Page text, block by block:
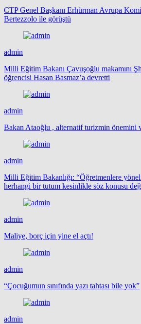
CTP Genel Başkanı Erhürman Avrupa
Bertezzolo ile görüştü
admin
Milli Eğitim Bakanı Çavuşoğlu makamını
öğrencisi Hasan Basmaz’a devretti
admin
Bakan Ataoğlu , alternatif turizmin önemini
admin
Milli Eğitim Bakanlığı: “Öğretmenlere
herhangi bir tutum kesinlikle söz konusu
admin
Maliye, borç için yine el açtı!
admin
“Çocuğumun sınıfında yazı tahtası bile yok”
admin